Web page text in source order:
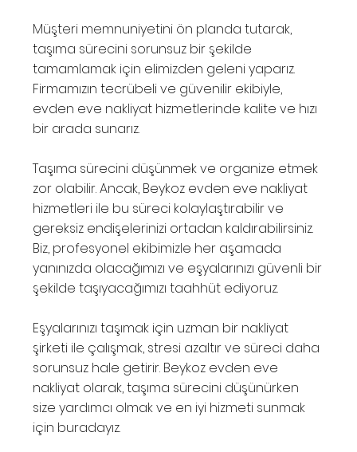
Müşteri memnuniyetini ön planda tutarak,
taşıma sürecini sorunsuz bir şekilde
tamamlamak için elimizden geleni yaparız.
Firmamızın tecrübeli ve güvenilir ekibiyle,
evden eve nakliyat hizmetlerinde kalite ve hızı
bir arada sunarız.
Taşıma sürecini düşünmek ve organize etmek
zor olabilir. Ancak, Beykoz evden eve nakliyat
hizmetleri ile bu süreci kolaylaştırabilir ve
gereksiz endişelerinizi ortadan kaldırabilirsiniz.
Biz, profesyonel ekibimizle her aşamada
yanınızda olacağımızı ve eşyalarınızı güvenli bir
şekilde taşıyacağımızı taahhüt ediyoruz.
Eşyalarınızı taşımak için uzman bir nakliyat
şirketi ile çalışmak, stresi azaltır ve süreci daha
sorunsuz hale getirir. Beykoz evden eve
nakliyat olarak, taşıma sürecini düşünürken
size yardımcı olmak ve en iyi hizmeti sunmak
için buradayız.